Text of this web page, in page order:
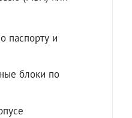
паспорту и
блоки по